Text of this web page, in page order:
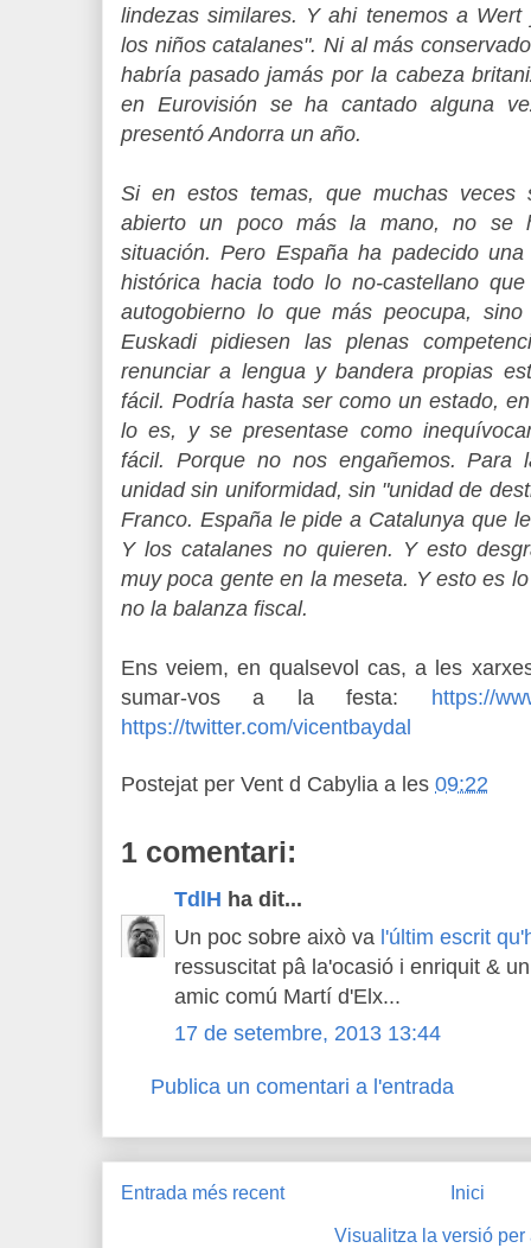
lindezas similares. Y ahi tenemos a
los niños catalanes". Ni al más
habría pasado jamás por la cabeza
en Eurovisión se ha cantado alguna
presentó Andorra un año.
Si en estos temas, que muchas veces
abierto un poco más la mano, no se
situación. Pero España ha padecido
histórica hacia todo lo no-castellano
autogobierno lo que más peocupa,
Euskadi pidiesen las plenas
renunciar a lengua y bandera propias
fácil. Podría hasta ser como un estado,
lo es, y se presentase como
fácil. Porque no nos engañemos. Para
unidad sin uniformidad, sin "unidad de
Franco. España le pide a Catalunya que
Y los catalanes no quieren. Y esto
muy poca gente en la meseta. Y esto es
no la balanza fiscal.
Ens veiem, en qualsevol cas, a les
sumar-vos a la festa:
https://
https://twitter.com/vicentbaydal
Postejat per Vent d Cabylia a les 09:22
1 comentari:
TdlH ha dit...
Un poc sobre això va l'últim escrit
ressuscitat pâ la'ocasió i enriquit &
amic comú Martí d'Elx...
17 de setembre, 2013 13:44
Publica un comentari a l'entrada
Entrada més recent Inici
Visualitza la versió per